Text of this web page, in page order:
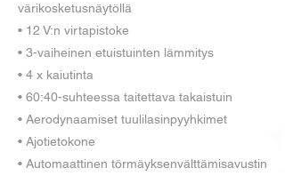
värikosketusnäytöllä
• 12 V:n virtapistoke
• 3-vaiheinen etuistuinten lämmitys
• 4 x kaiutinta
• 60:40-suhteessa taitettava takaistuin
• Aerodynaamiset tuulilasinpyyhkimet
• Ajotietokone
• Automaattinen törmäyksenvälttämisavustin